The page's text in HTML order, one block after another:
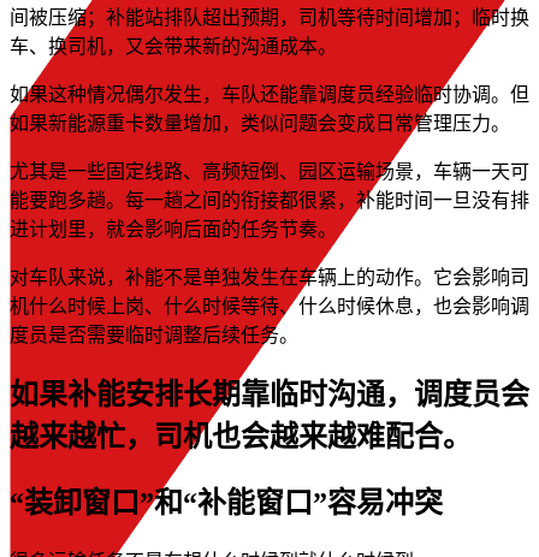
间被压缩；补能站排队超出预期，司机等待时间增加；临时换
车、换司机，又会带来新的沟通成本。
如果这种情况偶尔发生，车队还能靠调度员经验临时协调。但
如果新能源重卡数量增加，类似问题会变成日常管理压力。
尤其是一些固定线路、高频短倒、园区运输场景，车辆一天可
能要跑多趟。每一趟之间的衔接都很紧，补能时间一旦没有排
进计划里，就会影响后面的任务节奏。
对车队来说，补能不是单独发生在车辆上的动作。它会影响司
机什么时候上岗、什么时候等待、什么时候休息，也会影响调
度员是否需要临时调整后续任务。
如果补能安排长期靠临时沟通，调度员会
越来越忙，司机也会越来越难配合。
“装卸窗口”和“补能窗口”容易冲突